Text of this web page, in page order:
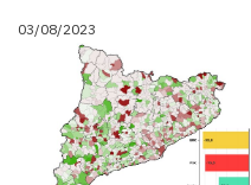
i
turisme
Cultura
Esports
Mai
tant!
03/08/2023